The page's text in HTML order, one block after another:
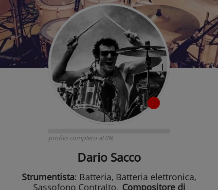
profilo completo al 0%
Dario Sacco
Strumentista: Batteria, Batteria elettronica,
Sassofono Contralto, Compositore di